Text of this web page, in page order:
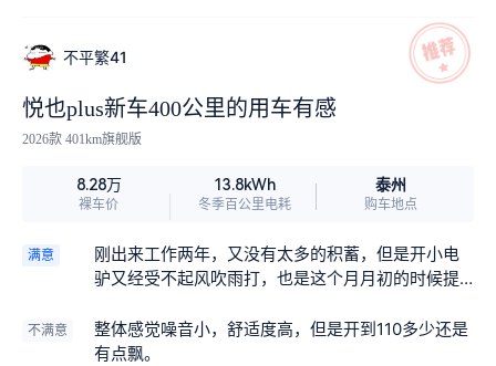
不平繁41
悦也plus新车400公里的用车有感
2026款 401km旗舰版
8.28万
裸车价
13.8kWh
冬季百公里电耗
泰州
购车地点
满意
刚出来工作两年，又没有太多的积蓄，但是开小电
驴又经受不起风吹雨打，也是这个月月初的时候提
又有高质地，空间也很大，非常好看，身边的女性
朋友真的都夸好看。
不满意
整体感觉噪音小，舒适度高，但是开到110多少还是
有点飘。